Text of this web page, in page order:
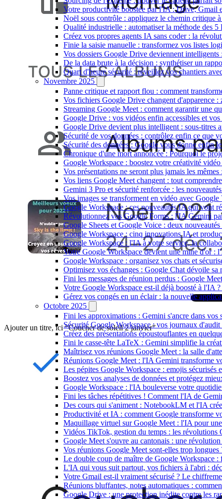
Votre productivité boostée par l'IA : Drive, Gmail
Noël sous contrôle : appliquez le chemin critique
Qualité industrielle : automatiser la méthode des
Créez vos propres agents IA sans coder : la
Finie la saisie manuelle : transformez vos listes
Vos dossiers Google Drive deviennent
De la data brute à la décision : synthétiser un
Quart d'heure sécurité : réveillez vos chantiers
Novembre 2025
Panne critique et rapport flou : comment
Vos fichiers Google Drive changent d'apparence :
Streaming Google Meet : comment garantir une
Google Drive : vos vidéos enfin accessibles et
Google Drive devient plus intelligent : sous-titres
Sécurité de vos données : contrôlez enfin ce que
Sécurité des données : Google vous donne enfin
Chronique d'une mort annoncée : Pourquoi le
Google Workspace : boostez votre créativité
Vos présentations ne seront plus jamais les
Vos liens Google Meet changent : tout
Gemini 3 Pro et sécurité renforcée : les
Vos images se transforment en vidéo avec
Google Workspace : ces nouveautés IA qui vont
Révolutionnez vos Google Forms : l'IA Gemini
Google Sheets et Google Voice : deux
Google Workspace : cinq innovations IA et
Google Workspace : l'IA à votre service, la
Votre Google Workspace devient une mine d'or :
Google Workspace : organisez vos chats et
Optimisez vos échanges : Google Chat dévoile
Fini les messages de réunion perdus : Google
Votre Google Workspace est-il déjà boosté à l'IA
Gérez vos congés en un éclair : la nouvelle
Octobre 2025
Fini les approximations : Gemini s'ancre dans vos
Sécurité Google Workspace : vos journaux
Créez des présentations époustouflantes en
Fini le casse-tête LaTeX : Gemini simplifie la
Maîtrisez vos réunions Google Meet : la salle
Réunions Google Meet : l'IA Gemini transforme
Les pépites Google Workspace : emojis
Boostez vos analyses de données et protégez
Google Workspace : l'IA bouleverse votre
Fini les tâches répétitives ! Comment l'IA de
Des cours qui s'animent : NotebookLM et l'IA
Productivité et IA : comment Google transforme
Maquillage virtuel sur Google Meet : l'IA pour
Vidéos TikTok, gestion du temps : les
Google Meet s'ouvre au cantonais : une
Vos réunions Google Meet sont-elles trop
Le double coup de maître de Google Workspace
L'IA qui vous suit partout, vos fichiers à l'abri :
Votre Gmail est-il vraiment sécurisé ? Le
Réunions bluffantes, notes automatiques :
Google Drive : une protection inédite contre les
Ajouter un titre, ici “Coucher de soleil 2 janvier”